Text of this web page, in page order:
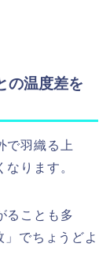
の温度差を
で羽織る上
ります。
ることも多
でちょうどよ